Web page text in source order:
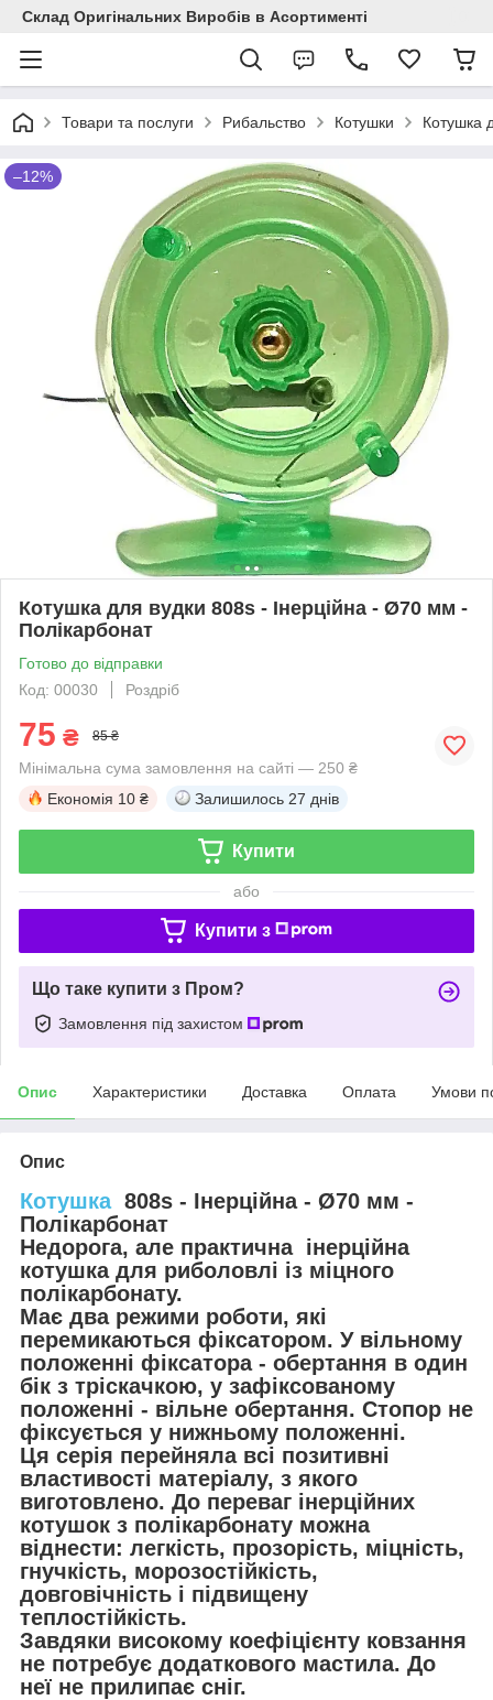
Склад Оригінальних Виробів в Асортименті
Товари та послуги Рибальство Котушки Котушка
–12%
Котушка для вудки 808s - Інерційна - Ø70 мм -
Полікарбонат
Готово до відправки
Код: 00030
Роздріб
75 ₴ 85 ₴
Мінімальна сума замовлення на сайті — 250 ₴
Економія 10 ₴ Залишилось 27 днів
Купити
або
Купити з
Що таке купити з Пром?
Замовлення під захистом
Опис Характеристики Доставка Оплата Умови
Опис
Котушка808s - Інерційна - Ø70 мм -
Полікарбонат
Недорога, але практична інерційна
котушка для риболовлі із міцного
полікарбонату.
Має два режими роботи, які
перемикаються фіксатором. У вільному
положенні фіксатора - обертання в один
бік з тріскачкою, у зафіксованому
положенні - вільне обертання. Стопор не
фіксується у нижньому положенні.
Ця серія перейняла всі позитивні
властивості матеріалу, з якого
виготовлено. До переваг інерційних
котушок з полікарбонату можна
віднести: легкість, прозорість, міцність,
гнучкість, морозостійкість,
довговічність і підвищену
теплостійкість.
Завдяки високому коефіцієнту ковзання
не потребує додаткового мастила. До
неї не прилипає сніг.